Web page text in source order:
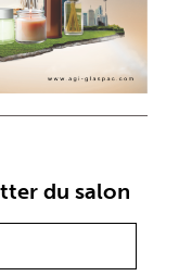
du salon